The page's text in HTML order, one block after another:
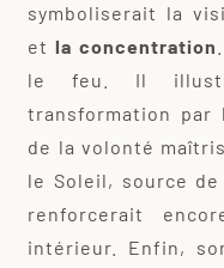
symboliserait la
et la concentration
le feu. Il
transformation par
de la volonté
le Soleil, source
renforcerait
intérieur. Enfin,